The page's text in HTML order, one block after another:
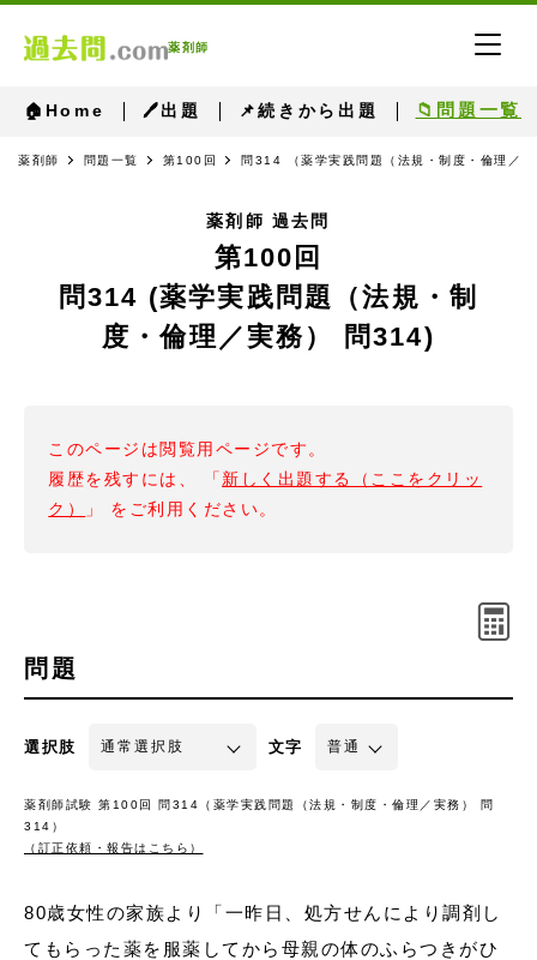
薬剤師
🏠Home 🖊出題 📌続きから出題 📁問題一覧
薬剤師 問題一覧 第100回 問314 （薬学実践問題（法規・制度・倫理／
薬剤師 過去問
第100回
問314 (薬学実践問題（法規・制
度・倫理／実務） 問314)
このページは閲覧用ページです。
履歴を残すには、 「 新しく出題する（ここをクリッ
ク）
」 をご利用ください。
問題
選択肢 文字
薬剤師試験 第100回 問314（薬学実践問題（法規・制度・倫理／実務） 問
314）
（訂正依頼・報告はこちら）
80歳女性の家族より「一昨日、処方せんにより調剤し
てもらった薬を服薬してから母親の体のふらつきがひ